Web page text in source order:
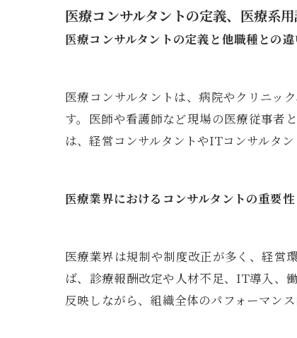
医療コンサルタントの定義、医療系
医療コンサルタントの定義と他職種との
医療コンサルタントは、病院やクリニッ
す。医師や看護師など現場の医療従事者
は、経営コンサルタントやITコンサルタ
医療業界におけるコンサルタントの重要性
医療業界は規制や制度改正が多く、経営
ば、診療報酬改定や人材不足、IT導入、
反映しながら、組織全体のパフォーマン